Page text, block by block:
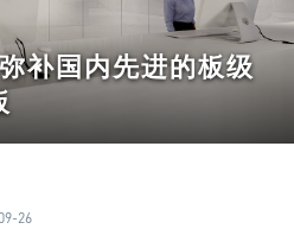
补国内先进的板级
26